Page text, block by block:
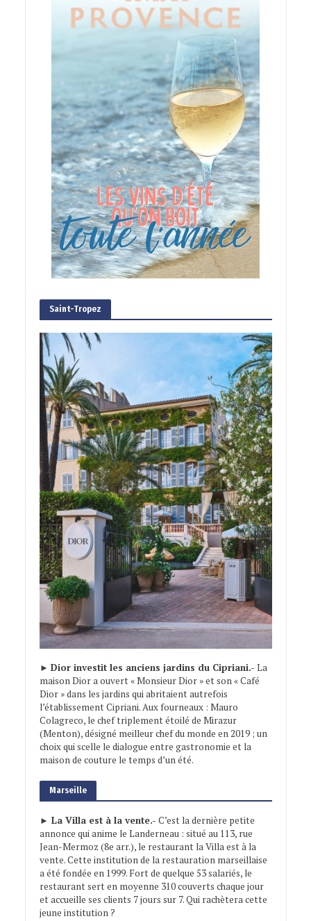
Saint-Tropez
► Dior investit les anciens jardins du Cipriani.- La
maison Dior a ouvert « Monsieur Dior » et son « Café
Dior » dans les jardins qui abritaient autrefois
l’établissement Cipriani. Aux fourneaux : Mauro
Colagreco, le chef triplement étoilé de Mirazur
(Menton), désigné meilleur chef du monde en 2019 ; un
choix qui scelle le dialogue entre gastronomie et la
maison de couture le temps d’un été.
Marseille
► La Villa est à la vente.- C’est la dernière petite
annonce qui anime le Landerneau : situé au 113, rue
Jean-Mermoz (8e arr.), le restaurant la Villa est à la
vente. Cette institution de la restauration marseillaise
a été fondée en 1999. Fort de quelque 53 salariés, le
restaurant sert en moyenne 310 couverts chaque jour
et accueille ses clients 7 jours sur 7. Qui rachètera cette
jeune institution ?